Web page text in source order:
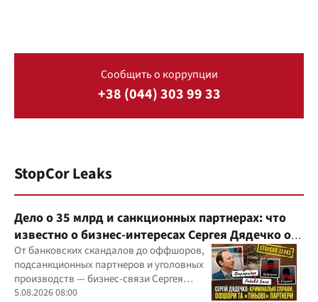
Сообщить о коррупции
+38 (044) 303 99 33
StopCor Leaks
Дело о 35 млрд и санкционных партнерах: что
известно о бизнес-интересах Сергея Дядечко от
"Родовид Банка" до "ФАРМАСЕЛ"
От банковских скандалов до оффшоров,
подсанкционных партнеров и уголовных
производств — бизнес-связи Сергея
Дядечко до сих пор простираются через
5.08.2026 08:00